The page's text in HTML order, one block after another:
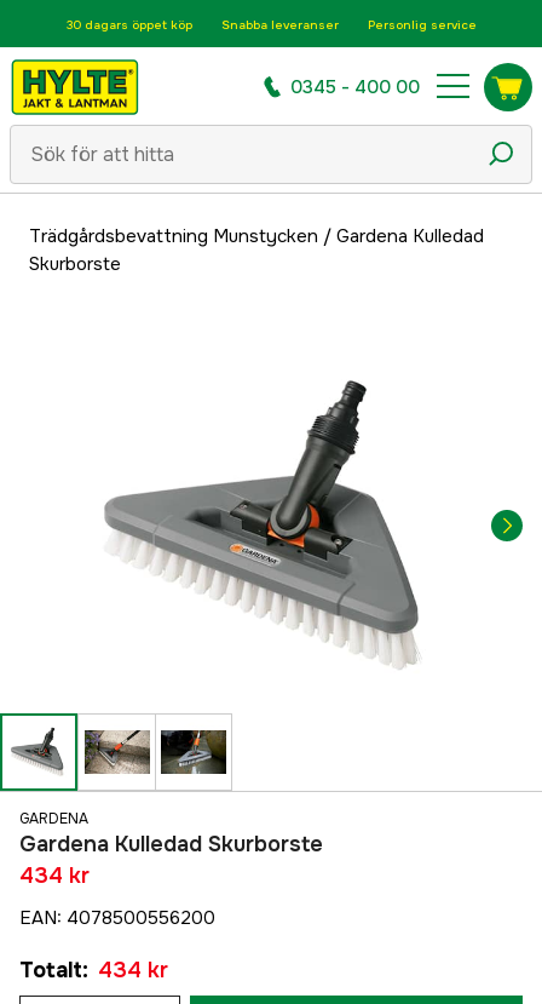
30 dagars öppet köp Snabba leveranser Personlig service
0345 - 400 00
Trädgårdsbevattning Munstycken / Gardena Kulledad
Skurborste
GARDENA
Gardena Kulledad Skurborste
434 kr
EAN: 4078500556200
Totalt: 434 kr